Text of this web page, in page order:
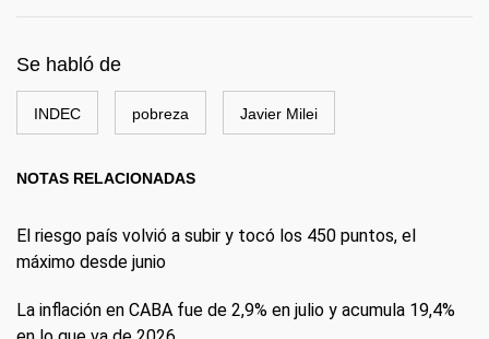
Se habló de
INDEC pobreza Javier Milei
NOTAS RELACIONADAS
El riesgo país volvió a subir y tocó los 450 puntos, el
máximo desde junio
La inflación en CABA fue de 2,9% en julio y acumula 19,4%